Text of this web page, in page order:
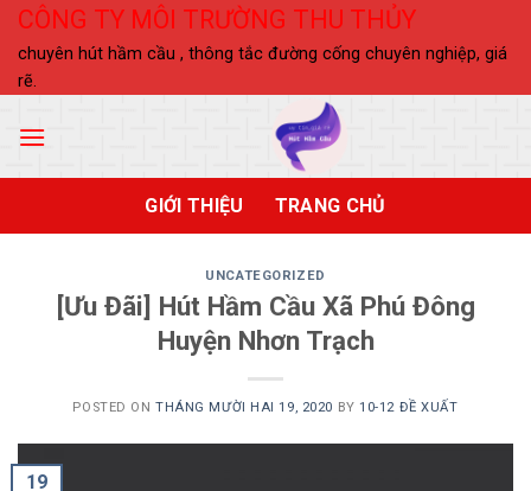
Skip
content
CÔNG TY MÔI TRƯỜNG THU THỦY
chuyên hút hầm cầu , thông tắc đường cống chuyên nghiệp, giá
rẽ.
GIỚI THIỆU TRANG CHỦ
UNCATEGORIZED
[Ưu Đãi] Hút Hầm Cầu Xã Phú Đông
Huyện Nhơn Trạch
POSTED ONTHÁNG MƯỜI HAI 19, 2020 BY10-12 ĐỀ XUẤT
19